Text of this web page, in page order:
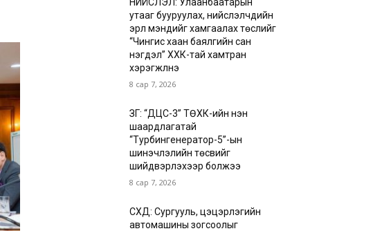
утааг бууруулах, нийслэлчүүдийн
эрүүл мэндийг хамгаалах төслийг
“Чингис хаан баялгийн сан
нэгдэл” ХХК-тай хамтран
хэрэгжүүлнэ
8 сар 7, 2026
ЗГ: “ДЦС-3” ТӨХК-ийн нэн
шаардлагатай
“Турбингенератор-5”-ын
шинэчлэлийн төсвийг
шийдвэрлэхээр болжээ
8 сар 7, 2026
СХД: Сургууль, цэцэрлэгийн
автомашины зогсоолыг